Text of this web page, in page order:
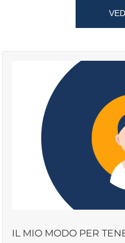
IL MIO MODO PER